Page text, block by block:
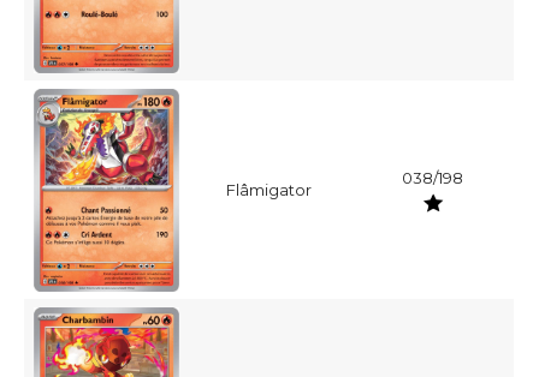
Flâmigator
038/198